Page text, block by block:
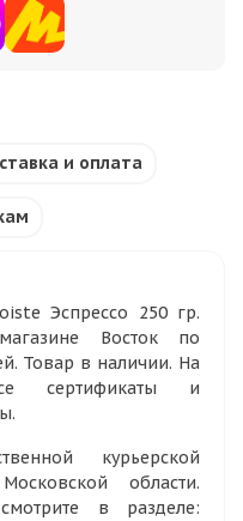
и оплата
Эспрессо 250 гр.
Восток по
Товар в наличии. На
сертификаты и
курьерской
области.
в разделе: